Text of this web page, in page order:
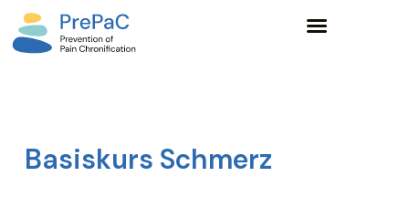
Basiskurs Schmerz